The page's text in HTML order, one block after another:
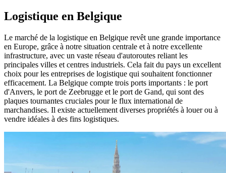
Logistique en Belgique
Le marché de la logistique en Belgique revêt une grande importance
en Europe, grâce à notre situation centrale et à notre excellente
infrastructure, avec un vaste réseau d'autoroutes reliant les
principales villes et centres industriels. Cela fait du pays un excellent
choix pour les entreprises de logistique qui souhaitent fonctionner
efficacement. La Belgique compte trois ports importants : le port
d'Anvers, le port de Zeebrugge et le port de Gand, qui sont des
plaques tournantes cruciales pour le flux international de
marchandises. Il existe actuellement diverses propriétés à louer ou à
vendre idéales à des fins logistiques.